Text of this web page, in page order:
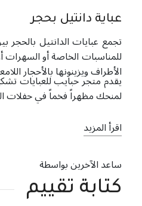
عباية دانتيل بحجر
تجمع عبايات الدانتيل بالحجر
للمناسبات الخاصة أو السهرات
الأطراف ويزينونها بالأحجار
يقدم متجر حبايب للعبايات
لمنحك مظهراً فخماً في حفلات
اقرأ المزيد
ساعد الآخرين بواسطة
كتابة تقييم